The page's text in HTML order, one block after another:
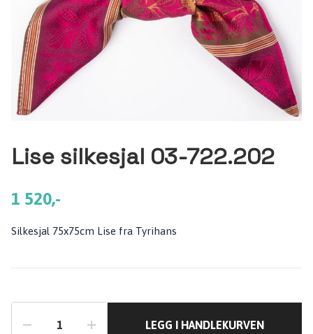
Lise silkesjal 03-722.202
1 520,-
Silkesjal 75x75cm Lise fra Tyrihans
LEGG I HANDLEKURVEN